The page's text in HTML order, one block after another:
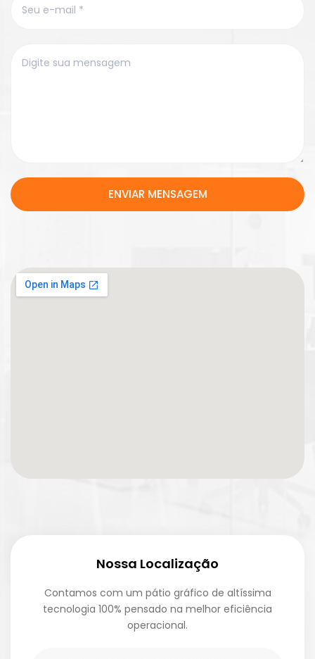
ENVIAR MENSAGEM
Nossa Localização
Contamos com um pátio gráfico de altíssima
tecnologia 100% pensado na melhor eficiência
operacional.